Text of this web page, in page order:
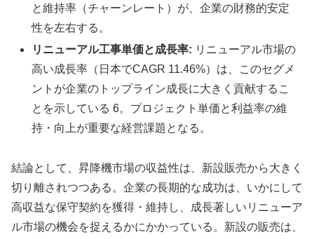
と維持率（チャーンレート）が、企業の財務的安定
性を左右する。
リニューアル工事単価と成長率: リニューアル市場の
高い成長率（日本でCAGR 11.46%）は、このセグメ
ントが企業のトップライン成長に大きく貢献するこ
とを示している 6。プロジェクト単価と利益率の維
持・向上が重要な経営課題となる。
結論として、昇降機市場の収益性は、新設販売から大きく
切り離されつつある。企業の長期的な成功は、いかにして
高収益な保守契約を獲得・維持し、成長著しいリニューア
ル市場の機会を捉えるかにかかっている。新設の販売は、